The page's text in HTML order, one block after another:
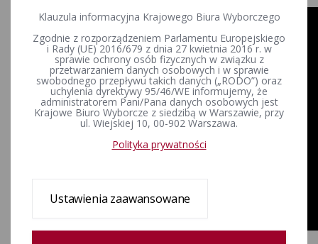
Klauzula informacyjna Krajowego Biura Wyborczego
Zgodnie z rozporządzeniem Parlamentu Europejskiego
i Rady (UE) 2016/679 z dnia 27 kwietnia 2016 r. w
sprawie ochrony osób fizycznych w związku z
przetwarzaniem danych osobowych i w sprawie
swobodnego przepływu takich danych („RODO”) oraz
uchylenia dyrektywy 95/46/WE informujemy, że
administratorem Pani/Pana danych osobowych jest
Krajowe Biuro Wyborcze z siedzibą w Warszawie, przy
ul. Wiejskiej 10, 00-902 Warszawa.
Polityka prywatności
Ustawienia zaawansowane